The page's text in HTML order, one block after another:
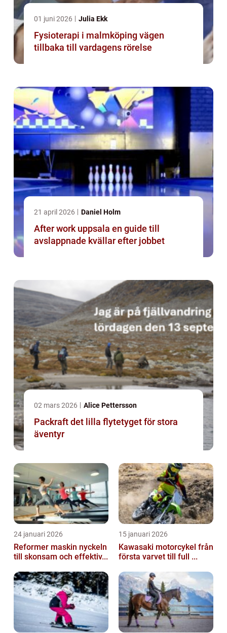
01 juni 2026 Julia Ekk
Fysioterapi i malmköping vägen
tillbaka till vardagens rörelse
21 april 2026 Daniel Holm
After work uppsala en guide till
avslappnade kvällar efter jobbet
02 mars 2026 Alice Pettersson
Packraft det lilla flytetyget för stora
äventyr
24 januari 2026
Reformer maskin nyckeln
till skonsam och effektiv...
15 januari 2026
Kawasaki motorcykel från
första varvet till full ...